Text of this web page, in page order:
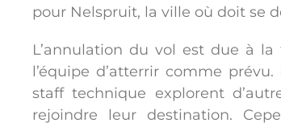
pour Nelspruit, la ville où doit se
L’annulation du vol est due à
l’équipe d’atterrir comme
staff technique explorent
rejoindre leur destination.